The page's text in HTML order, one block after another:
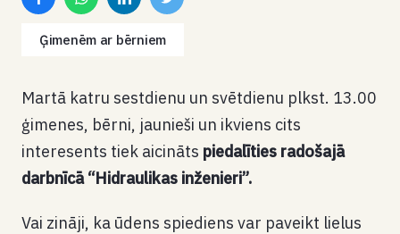
Ģimenēm ar bērniem
Martā katru sestdienu un svētdienu plkst. 13.00
ģimenes, bērni, jaunieši un ikviens cits
interesents tiek aicināts piedalīties radošajā
darbnīcā “Hidraulikas inženieri”.
Vai zināji, ka ūdens spiediens var paveikt lielus